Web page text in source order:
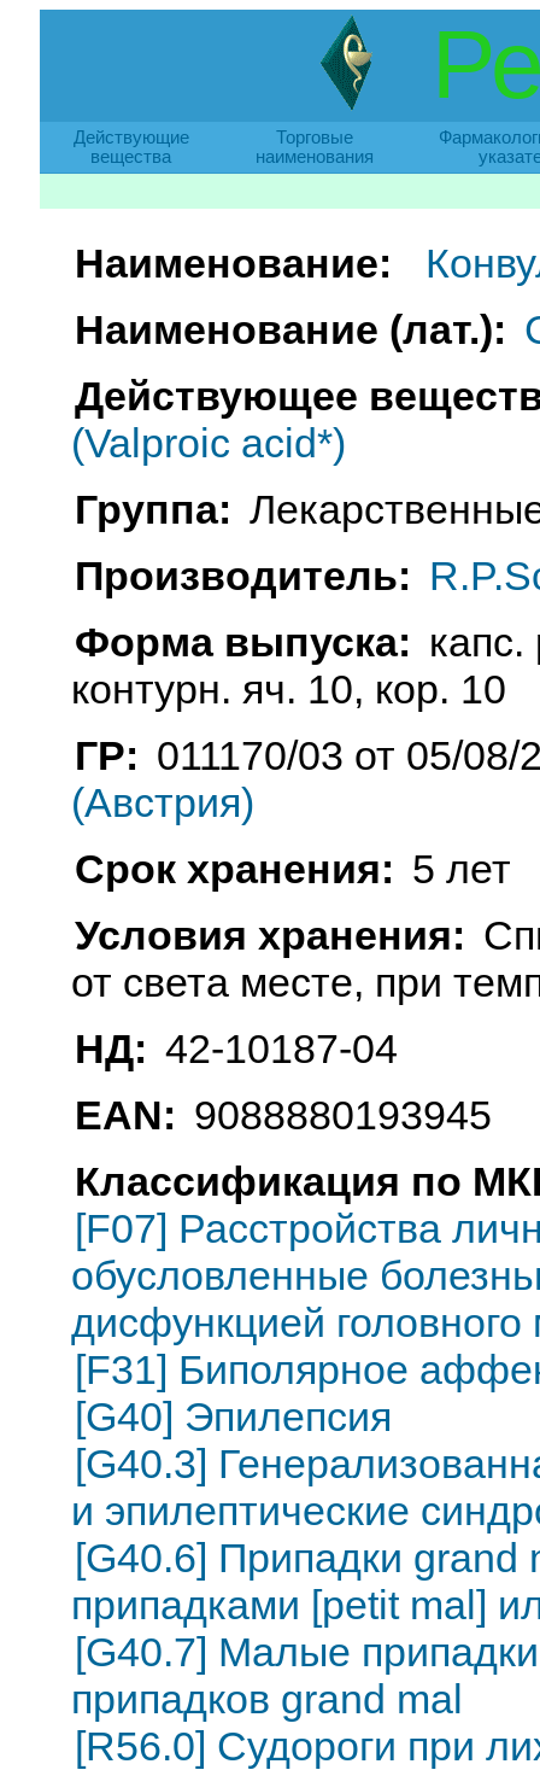
Действующие
вещества
Торговые
наименования
Наименование:
Наименование (лат.):
Действующее
(Valproic acid*)
Группа:
Производитель:
Форма выпуска: капс.
контурн. яч. 10, кор. 10
ГР: 011170/03 от 05/
(Австрия)
Срок хранения: 5 лет
Условия хранения:
от света месте, при
НД: 42-10187-04
EAN: 9088880193945
Классификация по
[F07] Расстройства
обусловленные
дисфункцией головного
[F31] Биполярное
[G40] Эпилепсия
[G40.3]
и эпилептические
[G40.6] Припадки
припадками [petit mal]
[G40.7] Малые
припадков grand mal
[R56.0] Судороги при